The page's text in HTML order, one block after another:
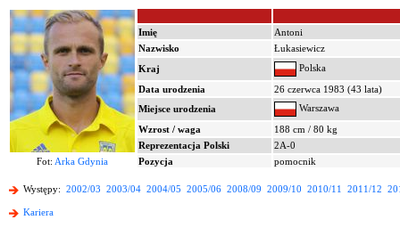
Imię
Antoni
Nazwisko
Łukasiewicz
Kraj
Polska
Data urodzenia
26 czerwca 1983 (43 lata)
Miejsce urodzenia
Warszawa
Wzrost / waga
188 cm / 80 kg
Reprezentacja Polski
2A-0
Fot: Arka Gdynia Pozycja pomocnik
Występy: 2002/03 2003/04 2004/05 2005/06 2008/09 2009/10 2010/11 2011/12
Kariera